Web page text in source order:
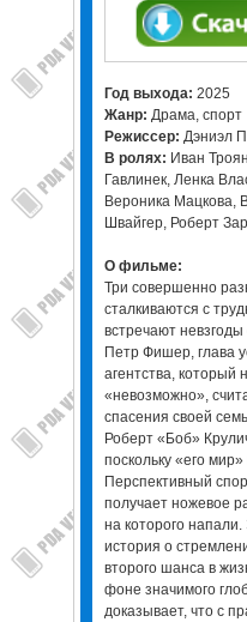
Год выхода: 2025
Жанр: Драма, спорт
Режиссер: Дэниэл
В ролях: Иван
Гавлинек, Ленка
Вероника Мацкова,
Швайгер, Роберт
О фильме:
Три совершенно
сталкиваются с
встречают
Петр Фишер, глава
агентства, который
«невозможно»,
спасения своей
Роберт «Боб»
поскольку «его
Перспективный
получает ножевое
на которого
история о
второго шанса в
фоне значимого
доказывает, что с